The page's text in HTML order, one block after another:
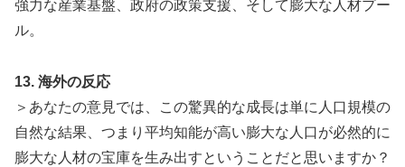
強力な産業基盤、政府の政策支援、そして膨大な人材プー
ル。
13. 海外の反応
＞あなたの意見では、この驚異的な成長は単に人口規模の
自然な結果、つまり平均知能が高い膨大な人口が必然的に
膨大な人材の宝庫を生み出すということだと思いますか？